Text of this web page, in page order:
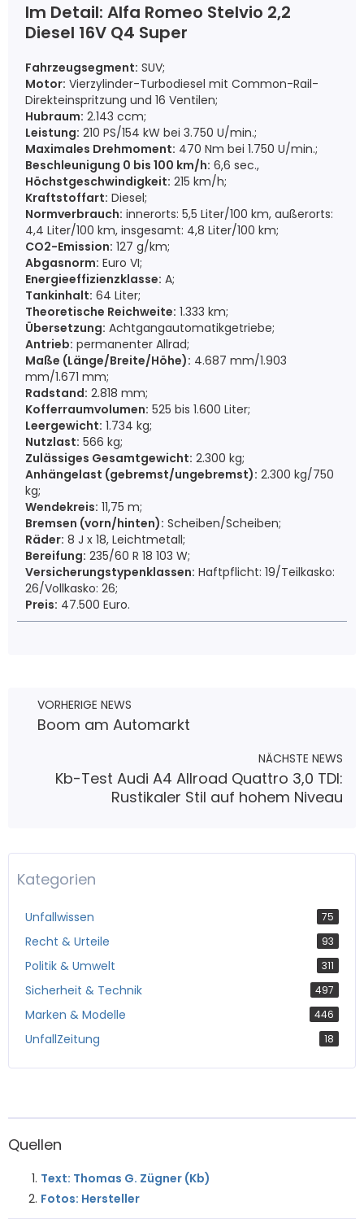
Im Detail: Alfa Romeo Stelvio 2,2
Diesel 16V Q4 Super
Fahrzeugsegment: SUV;
Motor: Vierzylinder-Turbodiesel mit Common-Rail-
Direkteinspritzung und 16 Ventilen;
Hubraum: 2.143 ccm;
Leistung: 210 PS/154 kW bei 3.750 U/min.;
Maximales Drehmoment: 470 Nm bei 1.750 U/min.;
Beschleunigung 0 bis 100 km/h: 6,6 sec.,
Höchstgeschwindigkeit: 215 km/h;
Kraftstoffart: Diesel;
Normverbrauch: innerorts: 5,5 Liter/100 km, außerorts:
4,4 Liter/100 km, insgesamt: 4,8 Liter/100 km;
CO2-Emission: 127 g/km;
Abgasnorm: Euro VI;
Energieeffizienzklasse: A;
Tankinhalt: 64 Liter;
Theoretische Reichweite: 1.333 km;
Übersetzung: Achtgangautomatikgetriebe;
Antrieb: permanenter Allrad;
Maße (Länge/Breite/Höhe): 4.687 mm/1.903
mm/1.671 mm;
Radstand: 2.818 mm;
Kofferraumvolumen: 525 bis 1.600 Liter;
Leergewicht: 1.734 kg;
Nutzlast: 566 kg;
Zulässiges Gesamtgewicht: 2.300 kg;
Anhängelast (gebremst/ungebremst): 2.300 kg/750
kg;
Wendekreis: 11,75 m;
Bremsen (vorn/hinten): Scheiben/Scheiben;
Räder: 8 J x 18, Leichtmetall;
Bereifung: 235/60 R 18 103 W;
Versicherungstypenklassen: Haftpflicht: 19/Teilkasko:
26/Vollkasko: 26;
Preis: 47.500 Euro.
VORHERIGE NEWS
Boom am Automarkt
NÄCHSTE NEWS
Kb-Test Audi A4 Allroad Quattro 3,0 TDI:
Rustikaler Stil auf hohem Niveau
Kategorien
Unfallwissen 75
Recht & Urteile 93
Politik & Umwelt 311
Sicherheit & Technik 497
Marken & Modelle 446
UnfallZeitung 18
Quellen
Text: Thomas G. Zügner (Kb)
Fotos: Hersteller